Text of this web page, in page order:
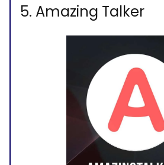
5. Amazing Talker